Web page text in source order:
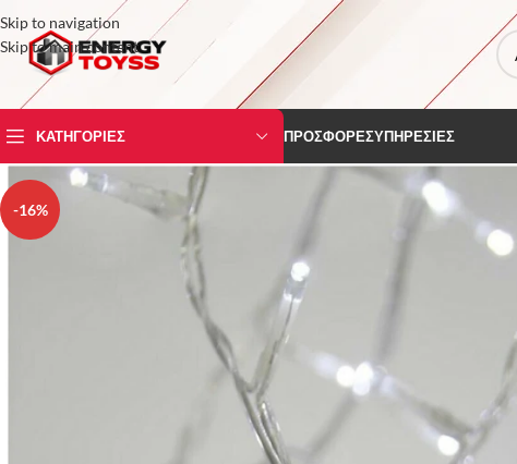
Skip to navigation
Skip to main content
ΚΑΤΗΓΟΡΙΕΣ ΠΡΟΣΦΟΡΕΣΥΠΗΡΕΣΙΕΣ
-16%